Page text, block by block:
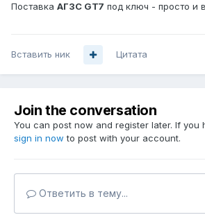
Поставка АГЗС GT7 под ключ - просто и
Вставить ник Цитата
Join the conversation
You can post now and register later. If you
sign in now to post with your account.
Ответить в тему...